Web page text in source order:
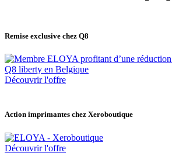
Remise exclusive chez Q8
Découvrir l'offre
Action imprimantes chez Xeroboutique
Découvrir l'offre